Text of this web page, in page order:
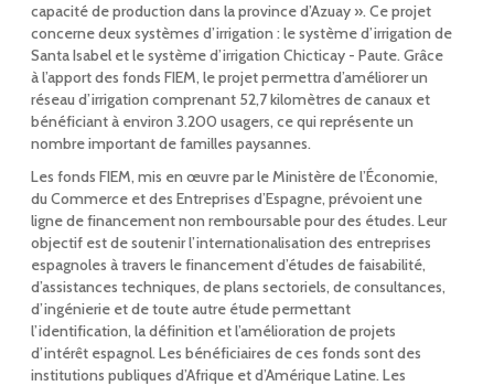
capacité de production dans la province d’Azuay ». Ce projet
concerne deux systèmes d’irrigation : le système d’irrigation de
Santa Isabel et le système d’irrigation Chicticay - Paute. Grâce
à l’apport des fonds FIEM, le projet permettra d’améliorer un
réseau d’irrigation comprenant 52,7 kilomètres de canaux et
bénéficiant à environ 3.200 usagers, ce qui représente un
nombre important de familles paysannes.
Les fonds FIEM, mis en œuvre par le Ministère de l’Économie,
du Commerce et des Entreprises d’Espagne, prévoient une
ligne de financement non remboursable pour des études. Leur
objectif est de soutenir l’internationalisation des entreprises
espagnoles à travers le financement d’études de faisabilité,
d’assistances techniques, de plans sectoriels, de consultances,
d’ingénierie et de toute autre étude permettant
l’identification, la définition et l’amélioration de projets
d’intérêt espagnol. Les bénéficiaires de ces fonds sont des
institutions publiques d’Afrique et d’Amérique Latine. Les